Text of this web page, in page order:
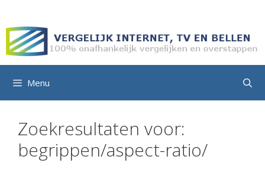
de
inhoud
Menu
Zoekresultaten voor:
begrippen/aspect-ratio/